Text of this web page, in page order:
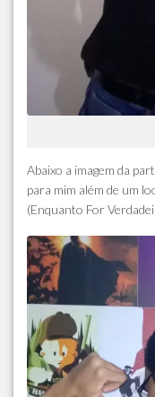
Abaixo a imagem da
para mim além de um
(Enquanto For